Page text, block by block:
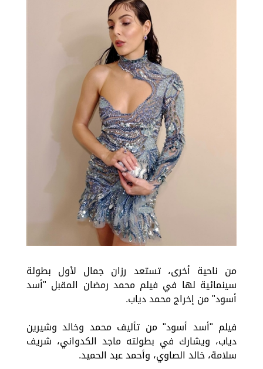
من ناحية أخرى، تستعد رزان جمال لأول بطولة
سينمائية لها في فيلم محمد رمضان المقبل "أسد
أسود" من إخراج محمد دياب.
فيلم "أسد أسود" من تأليف محمد وخالد وشيرين
دياب، ويشارك في بطولته ماجد الكدواني، شريف
سلامة، خالد الصاوي، وأحمد عبد الحميد.